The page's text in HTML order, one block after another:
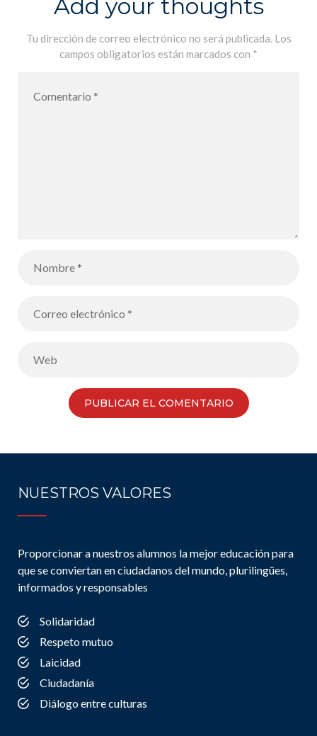
Add your thoughts
Tu dirección de correo electrónico no será publicada. Los
campos obligatorios están marcados con *
NUESTROS VALORES
Proporcionar a nuestros alumnos la mejor educación para
que se conviertan en ciudadanos del mundo, plurilingües,
informados y responsables
Solidaridad
Respeto mutuo
Laicidad
Ciudadanía
Diálogo entre culturas